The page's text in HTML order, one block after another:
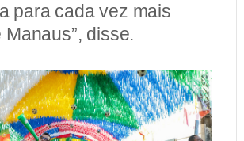
para cada vez mais
Manaus”, disse.